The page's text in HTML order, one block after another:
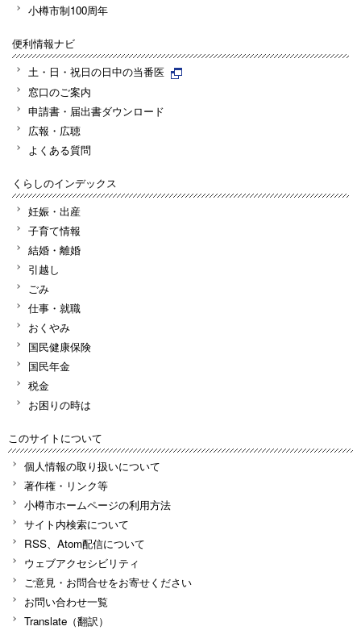
小樽市制100周年
便利情報ナビ
土・日・祝日の日中の当番医
窓口のご案内
申請書・届出書ダウンロード
広報・広聴
よくある質問
くらしのインデックス
妊娠・出産
子育て情報
結婚・離婚
引越し
ごみ
仕事・就職
おくやみ
国民健康保険
国民年金
税金
お困りの時は
このサイトについて
個人情報の取り扱いについて
著作権・リンク等
小樽市ホームページの利用方法
サイト内検索について
RSS、Atom配信について
ウェブアクセシビリティ
ご意見・お問合せをお寄せください
お問い合わせ一覧
Translate（翻訳）